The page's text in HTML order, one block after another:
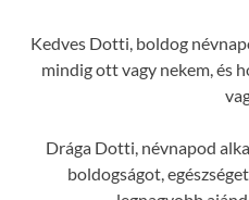
Kedves Dotti, boldog
mindig ott vagy nekem, és
Drága Dotti, névnapod
boldogságot,